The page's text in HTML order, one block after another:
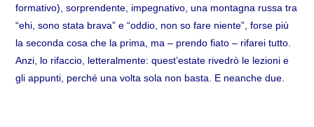
formativo), sorprendente, impegnativo, una montagna russa tra
“ehi, sono stata brava” e “oddio, non so fare niente”, forse più
la seconda cosa che la prima, ma – prendo fiato – rifarei tutto.
Anzi, lo rifaccio, letteralmente: quest’estate rivedrò le lezioni e
gli appunti, perché una volta sola non basta. E neanche due.